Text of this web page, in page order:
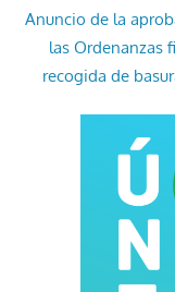
Anuncio de la
las Ordenanzas
recogida de